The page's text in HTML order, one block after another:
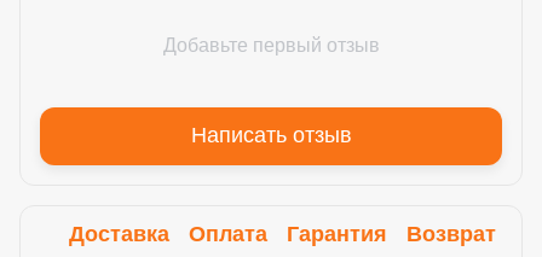
Добавьте первый отзыв
Написать отзыв
Доставка Оплата Гарантия Возврат